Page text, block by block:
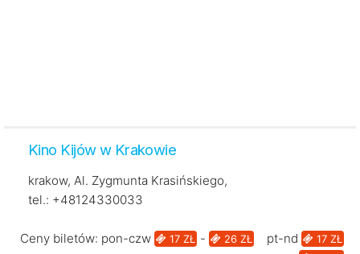
Kino Kijów w Krakowie
krakow, Al. Zygmunta Krasińskiego,
tel.: +48124330033
Ceny biletów: pon-czw 17 ZŁ - 26 ZŁ pt-nd 17 ZŁ